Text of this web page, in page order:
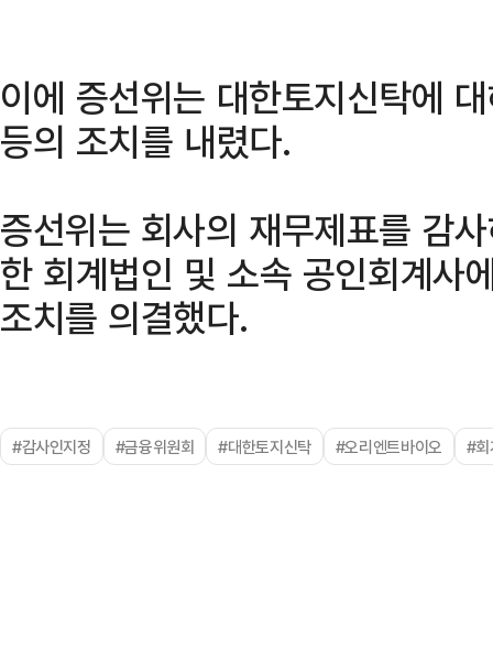
이에 증선위는 대한토지신탁에
등의 조치를 내렸다.
증선위는 회사의 재무제표를 감
한 회계법인 및 소속 공인회계사
조치를 의결했다.
#감사인지정 #금융위원회 #대한토지신탁 #오리엔트바이오 #회